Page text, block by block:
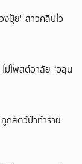
ปุ้ย" สาวคลิปไว
ม่โพสต์อาลัย “ฮลุน
กสัตว์ป่าทำร้าย